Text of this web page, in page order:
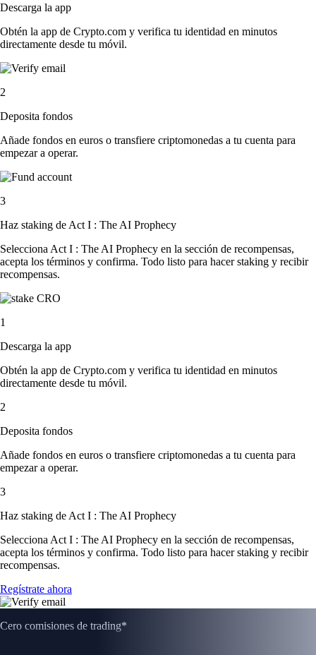
Descarga la app
Obtén la app de Crypto.com y verifica tu identidad en minutos
directamente desde tu móvil.
2
Deposita fondos
Añade fondos en euros o transfiere criptomonedas a tu cuenta para
empezar a operar.
3
Haz staking de Act I : The AI Prophecy
Selecciona Act I : The AI Prophecy en la sección de recompensas,
acepta los términos y confirma. Todo listo para hacer staking y recibir
recompensas.
1
Descarga la app
Obtén la app de Crypto.com y verifica tu identidad en minutos
directamente desde tu móvil.
2
Deposita fondos
Añade fondos en euros o transfiere criptomonedas a tu cuenta para
empezar a operar.
3
Haz staking de Act I : The AI Prophecy
Selecciona Act I : The AI Prophecy en la sección de recompensas,
acepta los términos y confirma. Todo listo para hacer staking y recibir
recompensas.
Regístrate ahora
Cero comisiones de trading*